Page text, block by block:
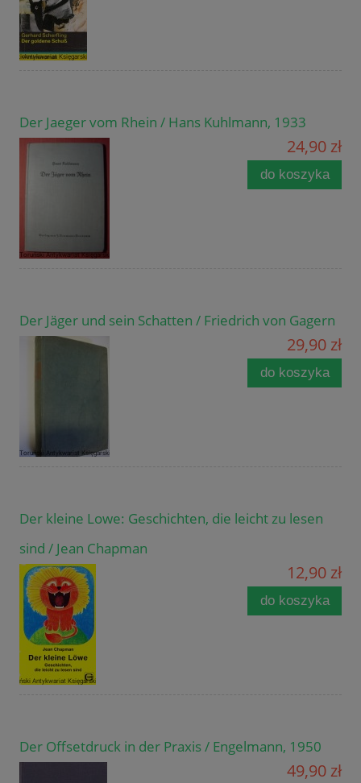
Der Jaeger vom Rhein / Hans Kuhlmann, 1933
24,90 zł
do koszyka
Der Jäger und sein Schatten / Friedrich von Gagern
29,90 zł
do koszyka
Der kleine Lowe: Geschichten, die leicht zu lesen
sind / Jean Chapman
12,90 zł
do koszyka
Der Offsetdruck in der Praxis / Engelmann, 1950
49,90 zł